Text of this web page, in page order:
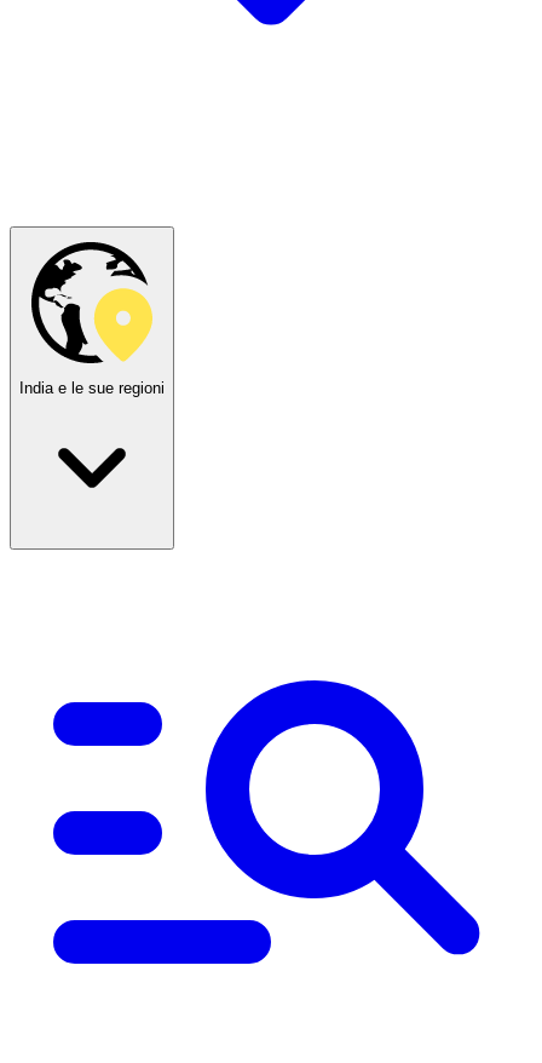
India e le sue regioni